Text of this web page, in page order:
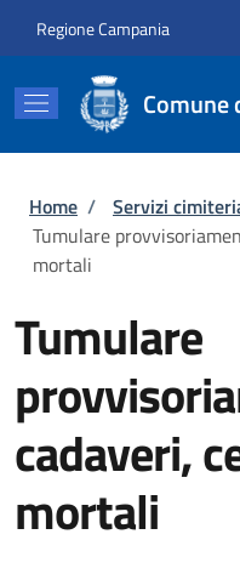
Regione Campania
Comune
Briciole di
Home / Servizi
Tumulare
mortali
Tumulare
cadaveri,
mortali